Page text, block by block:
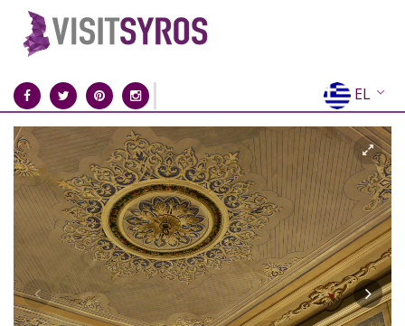
EL
EN
FR
DE
IT
ES
RU